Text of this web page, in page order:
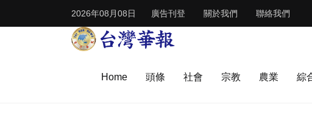
2026年08月08日 廣告刊登 關於我們 聯絡我們
Home 頭條 社會 宗教 農業 綜